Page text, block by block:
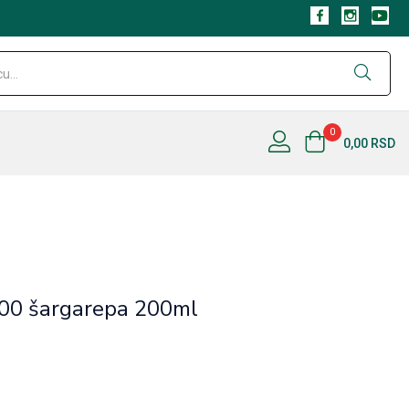
0
0,00 RSD
šargarepa 200ml